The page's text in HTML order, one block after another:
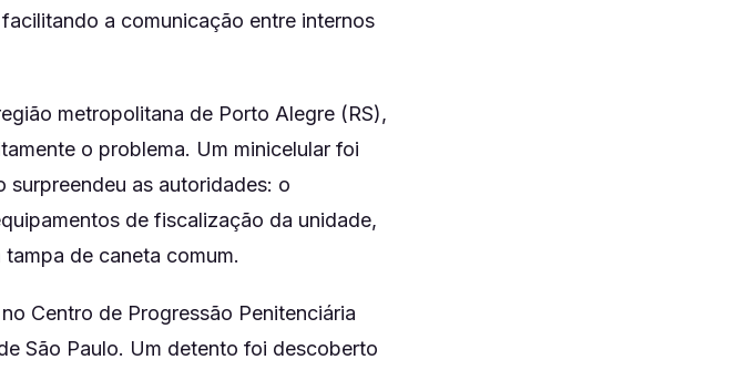
a comunicação entre internos
metropolitana de Porto Alegre (RS),
o problema. Um minicelular foi
surpreendeu as autoridades: o
de fiscalização da unidade,
de caneta comum.
Centro de Progressão Penitenciária
São Paulo. Um detento foi descoberto